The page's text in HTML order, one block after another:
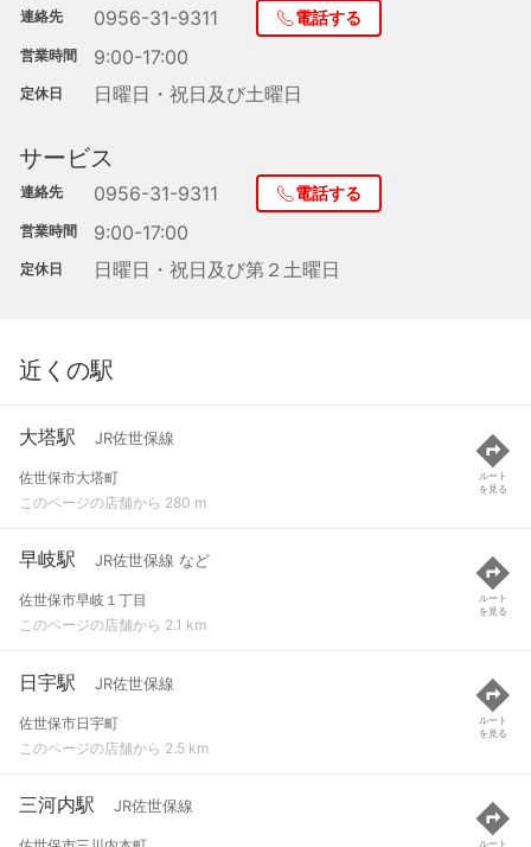
連絡先 0956-31-9311 電話する
営業時間 9:00-17:00
定休日 日曜日・祝日及び土曜日
サービス
連絡先 0956-31-9311 電話する
営業時間 9:00-17:00
定休日 日曜日・祝日及び第２土曜日
近くの駅
大塔駅 JR佐世保線
佐世保市大塔町
このページの店舗から 280 m
ルート
を見る
早岐駅 JR佐世保線 など
佐世保市早岐１丁目
このページの店舗から 2.1 km
ルート
を見る
日宇駅 JR佐世保線
佐世保市日宇町
このページの店舗から 2.5 km
ルート
を見る
三河内駅 JR佐世保線
ルート